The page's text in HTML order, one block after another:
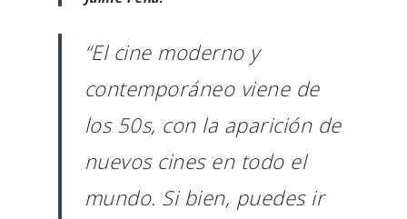
“El cine moderno y
contemporáneo viene de
los 50s, con la aparición de
nuevos cines en todo el
mundo. Si bien, puedes ir